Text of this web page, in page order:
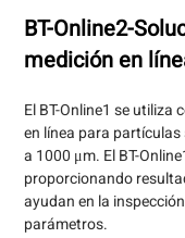
BT-Online2-
medición en
El BT-Online1 se
en línea para
a 1000 μm. El BT-
proporcionando
ayudan en la
parámetros.